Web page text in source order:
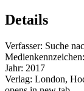
Details
Verfasser: Suche
Medienkennzeichen:
Jahr: 2017
Verlag: London,